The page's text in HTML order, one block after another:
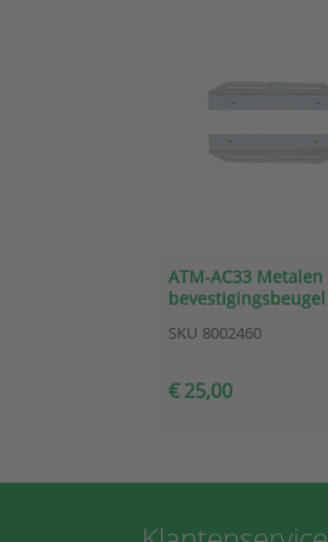
ATM-AC33 Metalen
bevestigingsbeugel
SKU 8002460
€ 25,00